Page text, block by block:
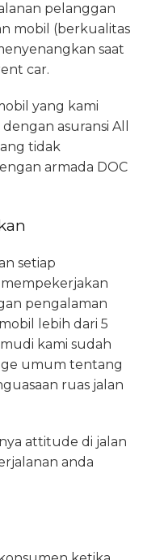
pelanggan
mobil (berkualitas
saat
car.
yang kami
asuransi All
tidak
armada DOC
setiap
pengalaman
lebih dari 5
kami sudah
umum tentang
ruas jalan
attitude di jalan
anda